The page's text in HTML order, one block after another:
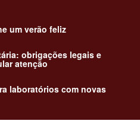
um verão feliz
obrigações legais e
atenção
laboratórios com novas